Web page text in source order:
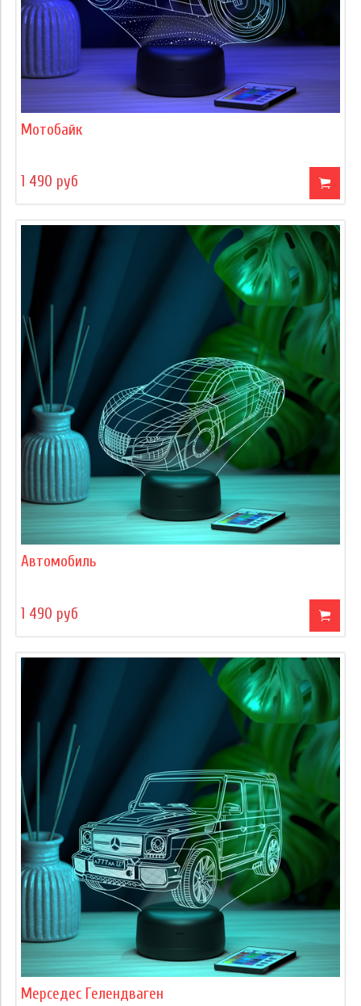
Мотобайк
1 490 руб
Автомобиль
1 490 руб
Мерседес Гелендваген